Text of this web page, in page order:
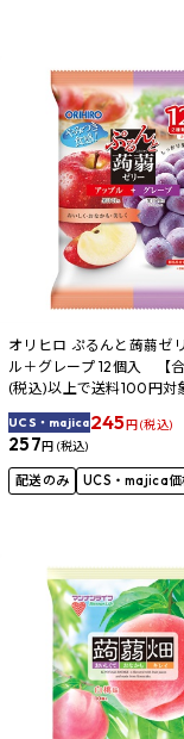
オリヒロ ぷるんと蒟蒻ゼ
ル＋グレープ 12個入 【
(税込)以上で送料100円対
UCS・majica245円 (税込)
257円 (税込)
配送のみ UCS・majica